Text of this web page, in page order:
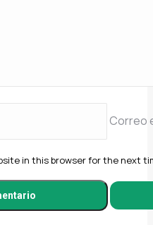
Correo
in this browser for the next